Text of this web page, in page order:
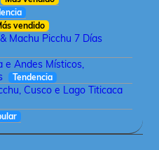
vendido
Machu Picchu 7 Días
e Andes Místicos,
Tendencia
Cusco e Lago Titicaca